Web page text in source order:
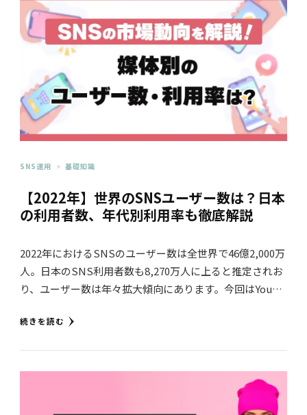
SNS運用 基礎知識
【2022年】世界のSNSユーザー数は？日本
の利用者数、年代別利用率も徹底解説
2022年におけるSNSのユーザー数は全世界で46億2,000万
人。日本のSNS利用者数も8,270万人に上ると推定されお
り、ユーザー数は年々拡大傾向にあります。今回はYou…
続きを読む